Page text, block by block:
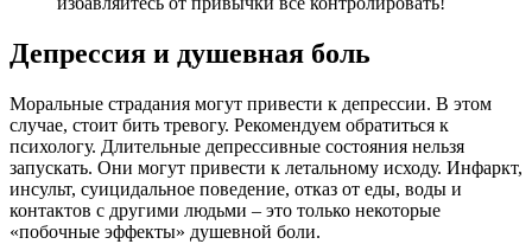
Депрессия и душевная боль
Моральные страдания могут привести к депрессии. В этом
случае, стоит бить тревогу. Рекомендуем обратиться к
психологу. Длительные депрессивные состояния нельзя
запускать. Они могут привести к летальному исходу. Инфаркт,
инсульт, суицидальное поведение, отказ от еды, воды и
контактов с другими людьми – это только некоторые
«побочные эффекты» душевной боли.